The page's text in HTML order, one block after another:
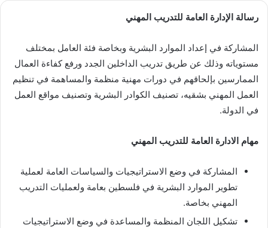
رسالة الإدارة العامة للتدريب المهني
المشاركة في إعداد الموارد البشرية وبخاصة فئة العامل بمختلف
مستوياته وذلك عن طريق تدريب الداخلين الجدد ورفع كفاءة العمال
الممارسين بإلحاقهم في دورات مهنية منظمة والمساهمة في تنظيم
العمل المهني بشقيه، تصنيف الكوادر البشرية وتصنيف مواقع العمل
في الدولة.
مهام الادارة العامة للتدريب المهني
المشاركة في وضع الاستراتيجيات والسياسات العامة لعملية
تطوير الموارد البشرية في فلسطين بعامة ولعمليات التدريب
المهني بخاصة.
تشكيل اللجان المنظمة والمساعدة في وضع الاستراتيجيات